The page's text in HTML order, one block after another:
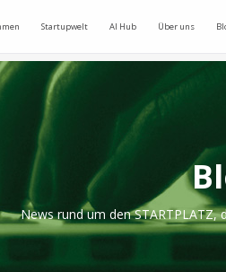
Startupwelt AI Hub Über uns
News rund um den STARTPLATZ,